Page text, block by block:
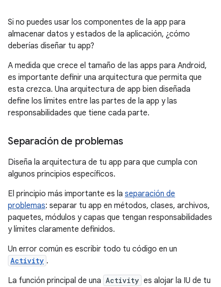
Si no puedes usar los componentes de la app para
almacenar datos y estados de la aplicación, ¿cómo
deberías diseñar tu app?
A medida que crece el tamaño de las apps para Android,
es importante definir una arquitectura que permita que
esta crezca. Una arquitectura de app bien diseñada
define los límites entre las partes de la app y las
responsabilidades que tiene cada parte.
Separación de problemas
Diseña la arquitectura de tu app para que cumpla con
algunos principios específicos.
El principio más importante es la separación de
problemas: separar tu app en métodos, clases, archivos,
paquetes, módulos y capas que tengan responsabilidades
y límites claramente definidos.
Un error común es escribir todo tu código en un
Activity .
La función principal de una Activity es alojar la IU de tu